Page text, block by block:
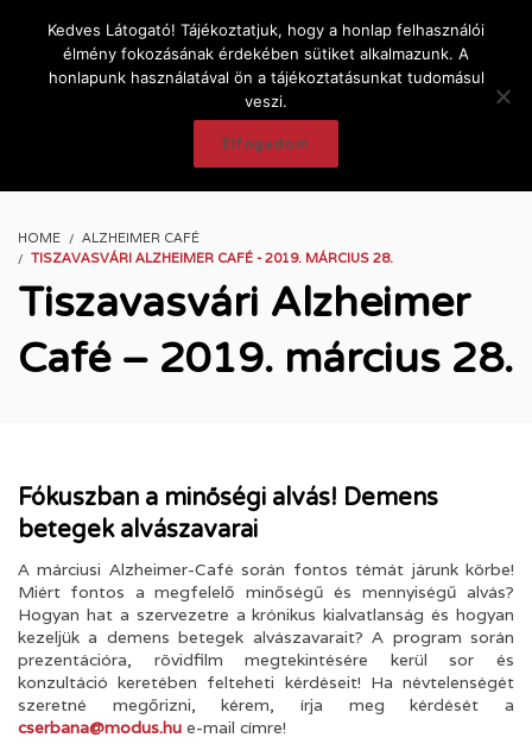
HOME
ALZHEIMER CAFÉ
TISZAVASVÁRI ALZHEIMER CAFÉ - 2019. MÁRCIUS 28.
Tiszavasvári Alzheimer
Café – 2019. március 28.
Fókuszban a minőségi alvás! Demens
betegek alvászavarai
A márciusi Alzheimer-Café során fontos témát járunk körbe!
Miért fontos a megfelelő minőségű és mennyiségű alvás?
Hogyan hat a szervezetre a krónikus kialvatlanság és hogyan
kezeljük a demens betegek alvászavarait? A program során
prezentációra, rövidfilm megtekintésére kerül sor és
konzultáció keretében felteheti kérdéseit! Ha névtelenségét
szeretné megőrizni, kérem, írja meg kérdését a
cserbana@modus.hu e-mail címre!
Kedves Látogató! Tájékoztatjuk, hogy a honlap felhasználói
élmény fokozásának érdekében sütiket alkalmazunk. A
honlapunk használatával ön a tájékoztatásunkat tudomásul
veszi.
Elfogadom